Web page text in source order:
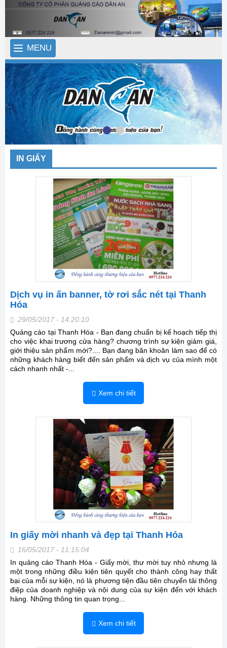
MENU
IN GIẤY
Dịch vụ in ấn banner, tờ rơi sắc nét tại Thanh
Hóa
29/05/2017 - 14:20:10
Quảng cáo tại Thanh Hóa - Bạn đang chuẩn bị kế hoạch tiếp thị
cho việc khai trương cửa hàng? chương trình sự kiện giảm giá,
giới thiệu sản phẩm mới?.... Bạn đang băn khoăn làm sao để có
những khách hàng biết đến sản phẩm và dịch vụ của mình một
cách nhanh nhất -...
Xem chi tiết
In giấy mời nhanh và đẹp tại Thanh Hóa
16/05/2017 - 11:15:04
In quảng cáo Thanh Hóa - Giấy mời, thư mời tuy nhỏ nhưng là
một trong những điều kiện tiên quyết cho thành công hay thất
bại của mỗi sự kiện, nó là phương tiện đầu tiên chuyển tải thông
điệp của doanh nghiệp và nội dung của sự kiện đến với khách
hàng. Những thông tin quan trọng...
Xem chi tiết